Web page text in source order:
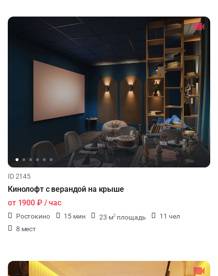
ID 2145
Кинолофт с верандой на крыше
от 1900 ₽/ час
Ростокино 15 мин 23 м2 площадь
11 чел
8 мест